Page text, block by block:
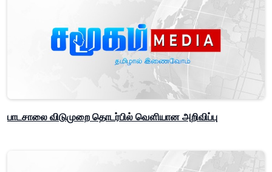
பாடசாலை விடுமுறை தொடர்பில் வௌியான அறிவிப்பு